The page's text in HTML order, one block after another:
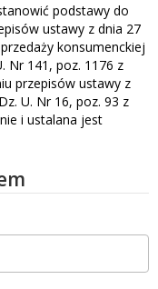
podstawy do
ustawy z dnia 27
konsumenckiej
Nr 141, poz. 1176 z
przepisów ustawy z
U. Nr 16, poz. 93 z
i ustalana jest